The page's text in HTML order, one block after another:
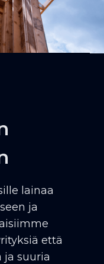
lainaa
ja
että
suuria